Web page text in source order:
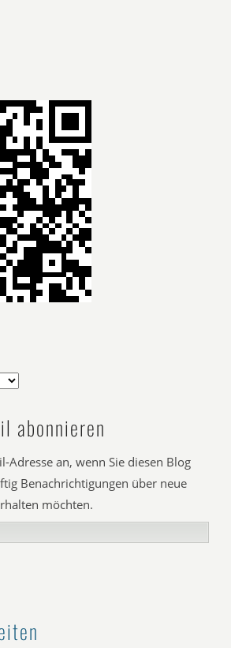
abonnieren
Adresse an, wenn Sie diesen Blog
Benachrichtigungen über neue
möchten.